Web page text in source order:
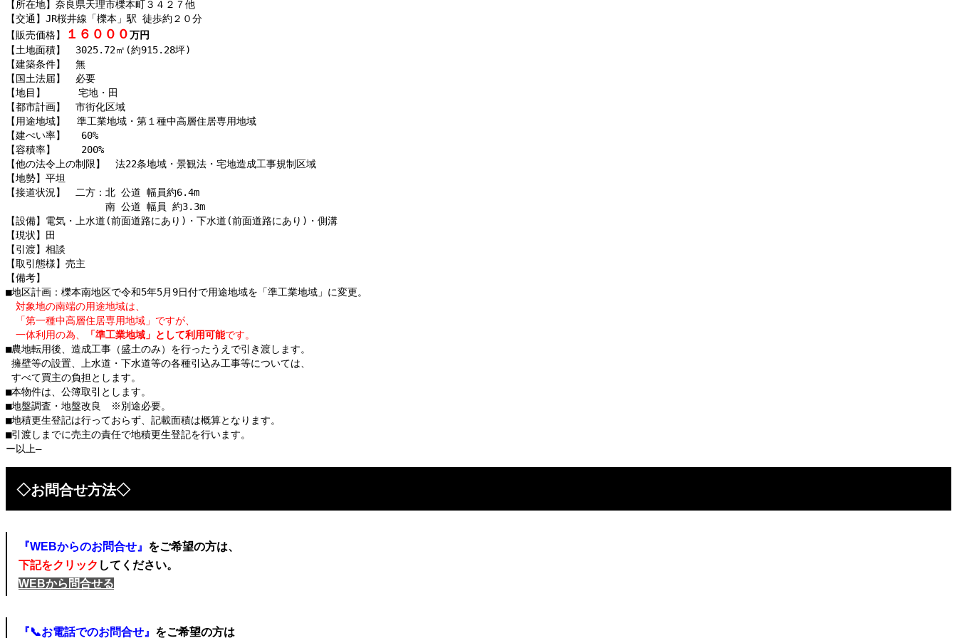
【所在地】奈良県天理市櫟本町３４２７他
【交通】JR桜井線「櫟本」駅 徒歩約２０分
【販売価格】
１６０００万円
【土地面積】　3025.72㎡(約915.28坪)
【建築条件】　無
【国土法届】　必要
【地目】　    宅地・田
【都市計画】　市街化区域
【用途地域】  準工業地域・第１種中高層住居専用地域
【建ぺい率】 　60%
【容積率】　　 200%
【他の法令上の制限】　法22条地域・景観法・宅地造成工事規制区域
【地勢】平坦
【接道状況】　二方：北 公道 幅員約6.4m
南 公道 幅員 約3.3m
【設備】電気・上水道(前面道路にあり)・下水道(前面道路にあり)・側溝
【現状】田
【引渡】相談
【取引態様】売主
【備考】
■地区計画：櫟本南地区で令和5年5月9日付で用途地域を「準工業地域」に変更。
対象地の南端の用途地域は、
「第一種中高層住居専用地域」ですが、
一体利用の為、
「準工業地域」として利用可能です。
■農地転用後、造成工事（盛土のみ）を行ったうえで引き渡します。
擁壁等の設置、上水道・下水道等の各種引込み工事等については、
すべて買主の負担とします。
■本物件は、公簿取引とします。
■地盤調査・地盤改良　※別途必要。
■地積更生登記は行っておらず、記載面積は概算となります。
■引渡しまでに売主の責任で地積更生登記を行います。
ー以上―
◇お問合せ方法◇
『WEBからのお問合せ』 をご希望の方は、
下記をクリック してください。
WEBから問合せる
『📞お電話でのお問合せ』 をご希望の方は